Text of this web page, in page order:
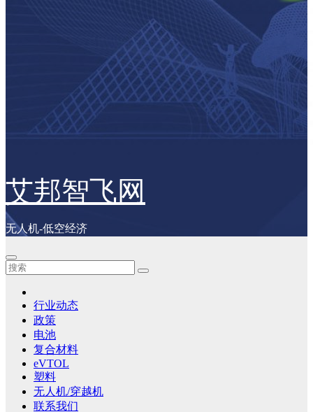
艾邦智飞网
无人机-低空经济
行业动态
政策
电池
复合材料
eVTOL
塑料
无人机/穿越机
联系我们